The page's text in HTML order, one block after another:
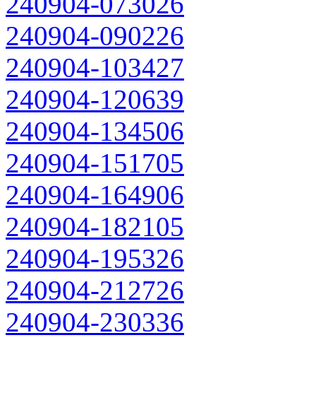
240904-090226
240904-103427
240904-120639
240904-134506
240904-151705
240904-164906
240904-182105
240904-195326
240904-212726
240904-230336